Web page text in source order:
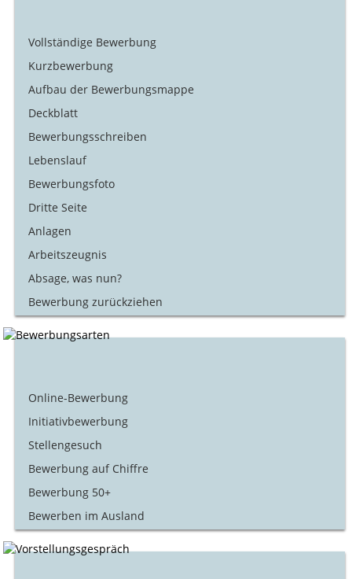
Vollständige Bewerbung
Kurzbewerbung
Aufbau der Bewerbungsmappe
Deckblatt
Bewerbungsschreiben
Lebenslauf
Bewerbungsfoto
Dritte Seite
Anlagen
Arbeitszeugnis
Absage, was nun?
Bewerbung zurückziehen
Online-Bewerbung
Initiativbewerbung
Stellengesuch
Bewerbung auf Chiffre
Bewerbung 50+
Bewerben im Ausland